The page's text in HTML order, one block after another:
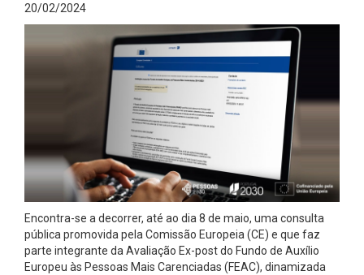
20/02/2024
Encontra-se a decorrer, até ao dia 8 de maio, uma consulta
pública promovida pela Comissão Europeia (CE) e que faz
parte integrante da Avaliação Ex-post do Fundo de Auxílio
Europeu às Pessoas Mais Carenciadas (FEAC), dinamizada